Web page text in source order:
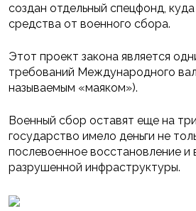
создан отдельный спецфонд,
средства от военного сбора.
Этот проект закона является
требований Международного
называемым «маяком»).
Военный сбор оставят еще на
государство имело деньги не
послевоенное восстановление и
разрушенной инфраструктуры.